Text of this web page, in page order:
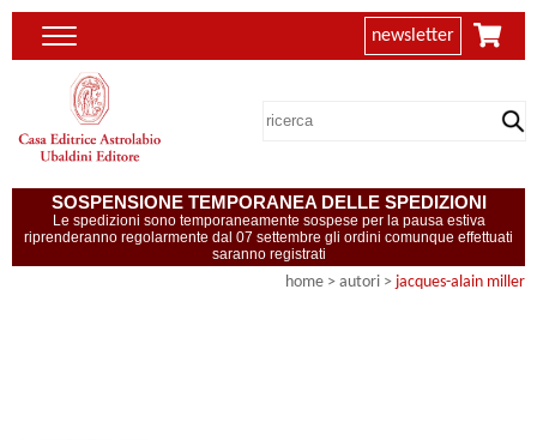
newsletter
SOSPENSIONE TEMPORANEA DELLE SPEDIZIONI
Le spedizioni sono temporaneamente sospese per la pausa estiva
riprenderanno regolarmente dal 07 settembre gli ordini comunque effettuati
saranno registrati
home > autori > jacques-alain miller